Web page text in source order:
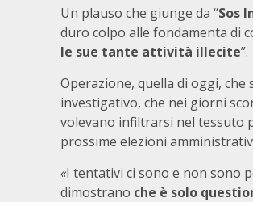
Un plauso che giunge da “Sos
duro colpo alle fondamenta di
le sue tante attività illecite”.
Operazione, quella di oggi, che
investigativo, che nei giorni
volevano infiltrarsi nel tessuto
prossime elezioni
«I tentativi ci sono e non sono
dimostrano che è solo